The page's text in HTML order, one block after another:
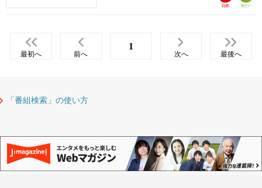
最初へ 前へ
1
次へ 最後へ
「番組検索」の使い方